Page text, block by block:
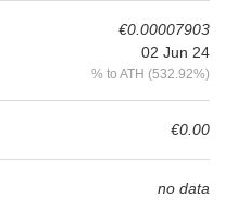
€0.00007903
02 Jun 24
% to ATH (532.92%)
€0.00
no data